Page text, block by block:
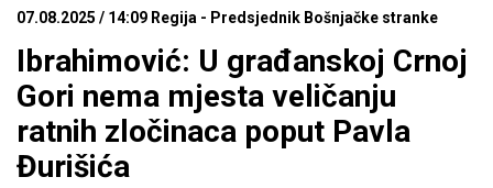
07.08.2025 / 14:09 Regija - Predsjednik Bošnjačke stranke
Ibrahimović: U građanskoj Crnoj
Gori nema mjesta veličanju
ratnih zločinaca poput Pavla
Đurišića